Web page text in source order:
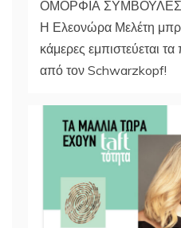
ΟΜΟΡΦΙΑ ΣΥΜΒΟΥΛΕΣ
Η Ελεονώρα Μελέτη
κάμερες εμπιστεύεται
από τον Schwarzkopf!